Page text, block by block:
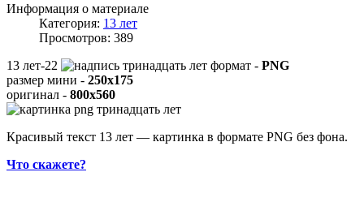
Информация о материале
Категория: 13 лет
Просмотров: 389
13 лет-22
формат - PNG
размер мини - 250x175
оригинал - 800x560
Красивый текст 13 лет — картинка в формате PNG без фона.
Что скажете?